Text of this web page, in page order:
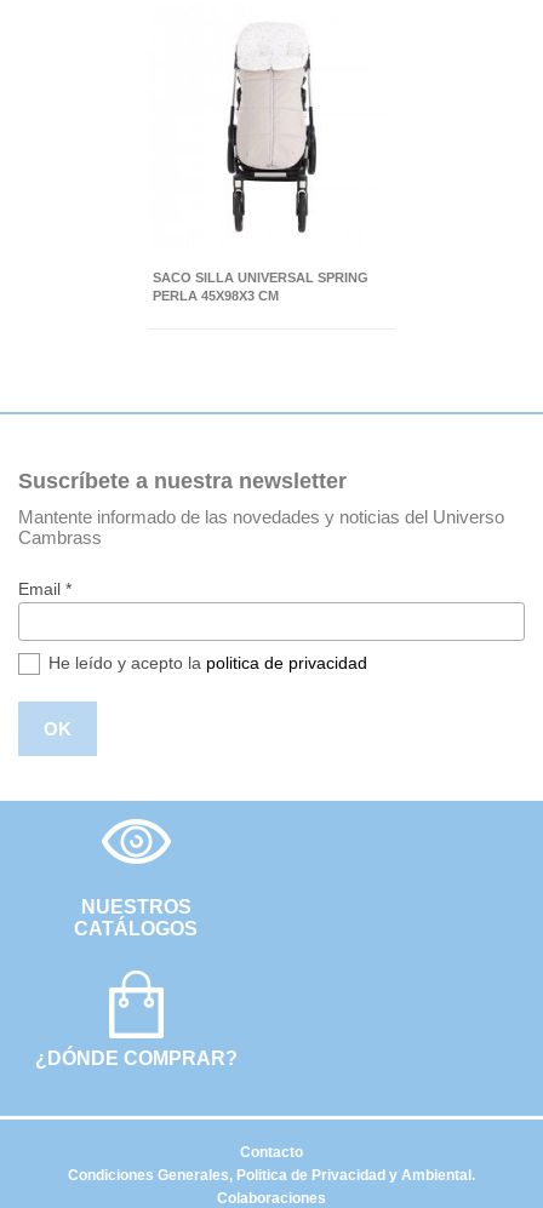
SACO SILLA UNIVERSAL SPRING
PERLA 45X98X3 CM
Suscríbete a nuestra newsletter
Mantente informado de las novedades y noticias del Universo
Cambrass
Email *
He leído y acepto la politica de privacidad
NUESTROS
CATÁLOGOS
¿DÓNDE COMPRAR?
Condiciones Generales, Politica de Privacidad y Ambiental.
Colaboraciones
Contacto